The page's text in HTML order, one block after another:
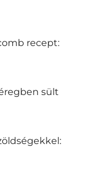
recept:
sült